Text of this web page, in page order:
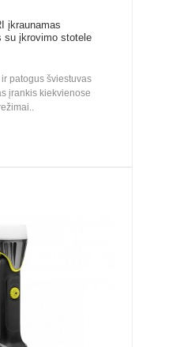
įkraunamas
su įkrovimo stotele
patogus šviestuvas
įrankis kiekvienose